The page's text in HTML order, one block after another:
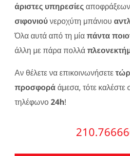
άριστες υπηρεσίες
σιφονιούνεροχύτη μπάνιου
Όλα αυτά από τη μίαπάντα
άλλη με πάρα πολλά
Αν θέλετε να επικοινωνήσετε
προσφοράάμεσα, τότε καλέστε
τηλέφωνο24h!